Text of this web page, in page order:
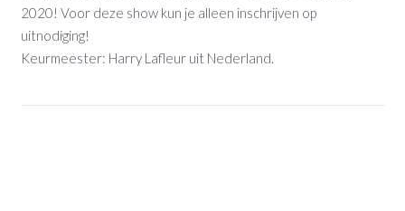
2020! Voor deze show kun je alleen inschrijven op
uitnodiging!
Keurmeester: Harry Lafleur uit Nederland.